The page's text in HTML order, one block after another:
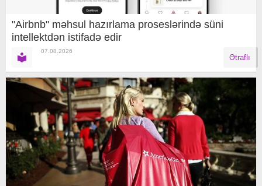
"Airbnb" məhsul hazırlama proseslərində süni
intellektdən istifadə edir
07.08.2026
Ətraflı